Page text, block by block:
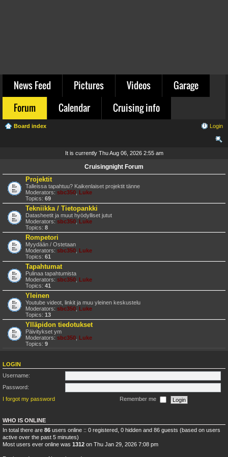
News Feed Pictures Videos
Garage
Forum
Calendar Cruising info
Board index Login
It is currently Thu Aug 06, 2026 2:55 am
Cruisingnight Forum
Projektit
Talleissa tapahtuu? Kaikenlaiset projektit tänne
Moderators: sbc350 Luke
Topics: 69
Tekniikka / Tietopankki
Datasheetit ja muut hyödylliset jutut
Moderators: sbc350 Luke
Topics: 8
Rompetori
Myydään / Ostetaan
Moderators: sbc350 Luke
Topics: 61
Tapahtumat
Pulinaa tapahtumista
Moderators: sbc350 Luke
Topics: 41
Yleinen
Youtube videot, linkit ja muu yleinen keskustelu
Moderators: sbc350 Luke
Topics: 13
Ylläpidon tiedotukset
Päivitykset ym
Moderators: sbc350 Luke
Topics: 9
LOGIN
Username:
Password:
I forgot my password
Remember me
WHO IS ONLINE
In total there are 86 users online :: 0 registered, 0 hidden and 86 guests (based on users
active over the past 5 minutes)
Most users ever online was 1312 on Thu Jan 29, 2026 7:08 pm